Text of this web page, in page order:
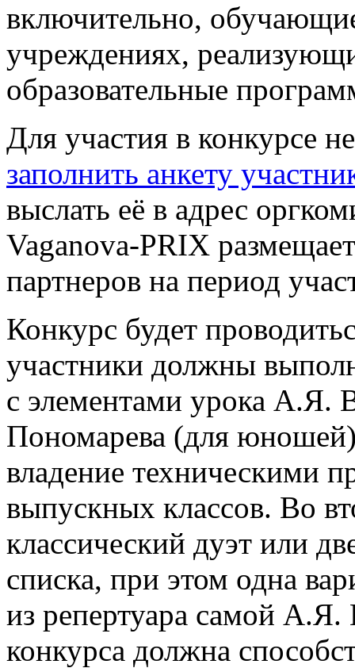
включительно,
учреждениях,
образовательные
Для участия в конкурсе
заполнить анкету
выслать её в адрес
Vaganova-PRIX
партнеров на период
Конкурс будет
участники должны
с элементами урока А.Я.
Пономарева (для
владение техническими
выпускных классов. Во
классический дуэт или
списка, при этом одна
из репертуара самой
конкурса должна